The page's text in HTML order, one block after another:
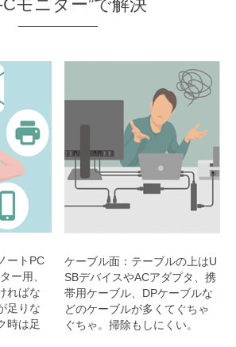
モニター”で解決
ートPC
ー用、
ればな
足りな
時は足
ケーブル面：テーブルの上はU
SBデバイスやACアダプタ、携
帯用ケーブル、DPケーブルな
どのケーブルが多くてぐちゃ
ぐちゃ。掃除もしにくい。